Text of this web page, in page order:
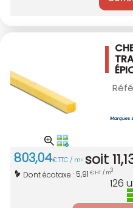
803,04€TTC / m3 soit11,
Dont écotaxe : 5,91 € HT / m3
126